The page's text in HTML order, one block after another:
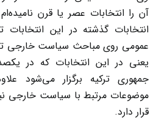
آن را انتخابات عصر یا قرن
انتخابات گذشته در این انتخابات
عمومی روی مباحث سیاست خارجی
یعنی در این انتخابات که در
جمهوری ترکیه برگزار می‌شود
موضوعات مرتبط با سیاست خارجی
قرار دارد.